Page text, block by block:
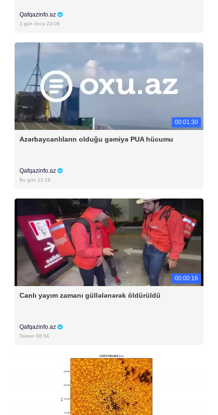
Qafqazinfo.az
2 gün öncə 23:06
00:01:30
Azərbaycanlıların olduğu gəmiyə PUA hücumu
Qafqazinfo.az
Bu gün 12:18
00:00:16
Canlı yayım zamanı güllələnərək öldürüldü
Qafqazinfo.az
Dünən 08:04